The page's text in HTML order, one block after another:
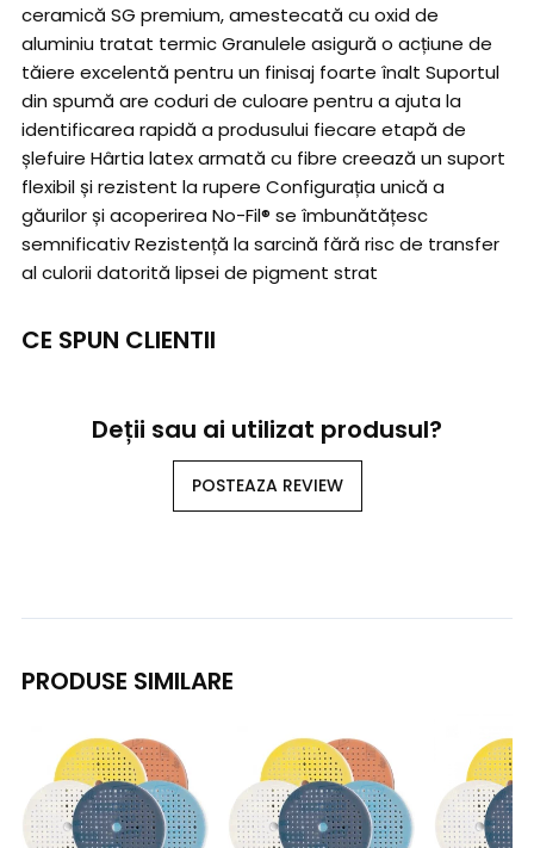
ceramică SG premium, amestecată cu oxid de
aluminiu tratat termic Granulele asigură o acțiune de
tăiere excelentă pentru un finisaj foarte înalt Suportul
din spumă are coduri de culoare pentru a ajuta la
identificarea rapidă a produsului fiecare etapă de
șlefuire Hârtia latex armată cu fibre creează un suport
flexibil și rezistent la rupere Configurația unică a
găurilor și acoperirea No-Fil® se îmbunătățesc
semnificativ Rezistență la sarcină fără risc de transfer
al culorii datorită lipsei de pigment strat
CE SPUN CLIENTII
Deții sau ai utilizat produsul?
POSTEAZA REVIEW
PRODUSE SIMILARE